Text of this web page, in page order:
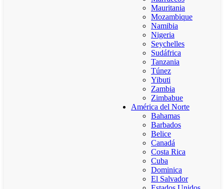
Mauritania
Mozambique
Namibia
Nigeria
Seychelles
Sudáfrica
Tanzania
Túnez
Yibuti
Zambia
Zimbabue
América del Norte
Bahamas
Barbados
Belice
Canadá
Costa Rica
Cuba
Dominica
El Salvador